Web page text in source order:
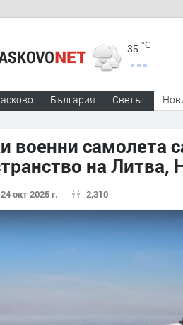
35 °C
България Светът
военни самолета
на Литва,
окт 2025 г. 2,310